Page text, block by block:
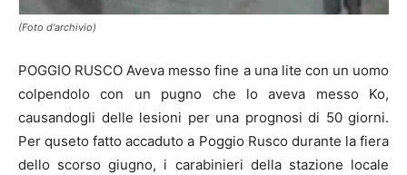
(Foto d'archivio)
POGGIO RUSCO Aveva messo fine a una lite con un uomo
colpendolo con un pugno che lo aveva messo Ko,
causandogli delle lesioni per una prognosi di 50 giorni.
Per quseto fatto accaduto a Poggio Rusco durante la fiera
dello scorso giugno, i carabinieri della stazione locale